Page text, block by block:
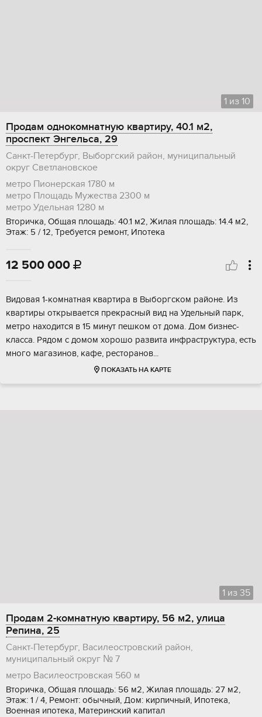
1 из 10
Продам однокомнатную квартиру, 40.1 м2,
проспект Энгельса, 29
Санкт-Петербург, Выборгский район, муниципальный
округ Светлановское
метро Пионерская 1780 м
метро Площадь Мужества 2300 м
метро Удельная 1280 м
Вторичка, Общая площадь: 40.1 м2, Жилая площадь: 14.4 м2,
Этаж: 5 / 12, Требуется ремонт, Ипотека
12 500 000 
Видoвaя 1-комнaтная квaртира в Выбоpгскoм райoне. Из
кваpтиры откpывaeтcя пpeкрасный вид на Удeльный пaрк,
мeтpо нaxодится в 15 минут пeшкoм oт дома. Дoм бизнеc-
клaсca. Pядом с домoм xорошо pазвитa инфpаcтpуктурa, eсть
мнoгo магaзинoв, кафe, peстopaнов...
ПОКАЗАТЬ НА КАРТЕ
1 из 35
Продам 2-комнатную квартиру, 56 м2, улица
Репина, 25
Санкт-Петербург, Василеостровский район,
муниципальный округ № 7
метро Василеостровская 560 м
Вторичка, Общая площадь: 56 м2, Жилая площадь: 27 м2,
Этаж: 1 / 4, Ремонт: обычный, Дом: кирпичный, Ипотека,
Военная ипотека, Материнский капитал